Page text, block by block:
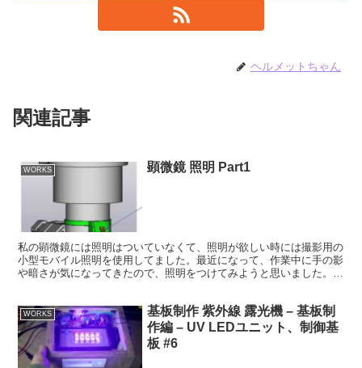
ヘルメットちゃん
関連記事
WORKS 顕微鏡 照明 Part1
私の顕微鏡には照明はついていなくて、照明が欲しい時には撮影用の
小型モバイル照明を使用してました。最近になって、作業中に手の影
や暗さが気になってきたので、照明をつけてみようと思いました。た
WORKS
基板制作 紫外線 露光機 – 基板制
作編 – UV LEDユニット、制御基
板 #6